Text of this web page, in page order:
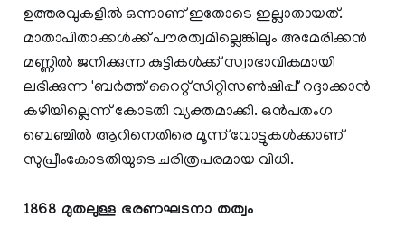
ഉത്തരവുകളിൽ ഒന്നാണ് ഇതോടെ ഇല്ലാതായത്.
മാതാപിതാക്കൾക്ക് പൗരത്വമില്ലെങ്കിലും അമേരിക്കൻ
മണ്ണിൽ ജനിക്കുന്ന കുട്ടികൾക്ക് സ്വാഭാവികമായി
ലഭിക്കുന്ന 'ബർത്ത് റൈറ്റ് സിറ്റിസൺഷിപ്പ്' റദ്ദാക്കാൻ
കഴിയില്ലെന്ന് കോടതി വ്യക്തമാക്കി. ഒൻപതംഗ
ബെഞ്ചിൽ ആറിനെതിരെ മൂന്ന് വോട്ടുകൾക്കാണ്
സുപ്രീംകോടതിയുടെ ചരിത്രപരമായ വിധി.
1868 മുതലുള്ള ഭരണഘടനാ തത്വം